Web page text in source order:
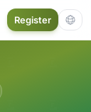
Register